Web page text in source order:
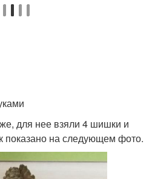
для нее взяли 4 шишки и
показано на следующем фото.